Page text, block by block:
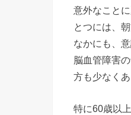
意外なこと
とつには、
なかにも、
脳血管障害
方も少なくあ
特に60歳以